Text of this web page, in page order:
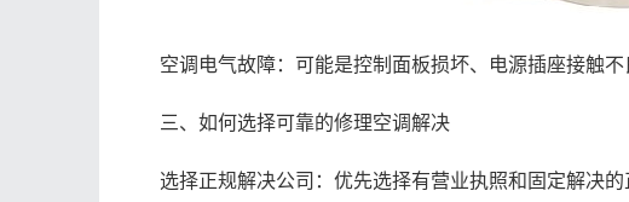
空调电气故障：可能是控制面板损坏、电源插座接触不
三、如何选择可靠的修理空调解决
选择正规解决公司：优先选择有营业执照和固定解决的